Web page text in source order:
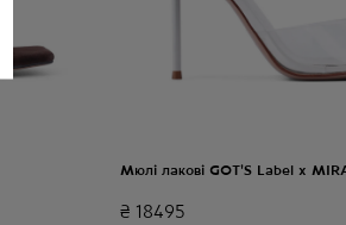
Мюлі лакові GOT'S Label x
₴ 18495